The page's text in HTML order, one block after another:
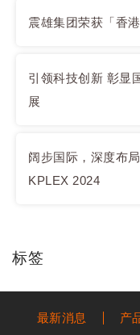
震雄集团荣获「香
引领科技创新 彰显
展
阔步国际，深度布
KPLEX 2024
标签
最新消息 产